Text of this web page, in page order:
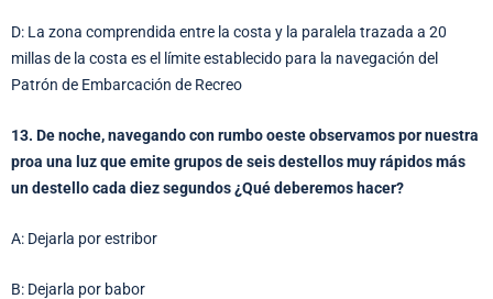
D: La zona comprendida entre la costa y la paralela trazada a 20
millas de la costa es el límite establecido para la navegación del
Patrón de Embarcación de Recreo
13. De noche, navegando con rumbo oeste observamos por nuestra
proa una luz que emite grupos de seis destellos muy rápidos más
un destello cada diez segundos ¿Qué deberemos hacer?
A: Dejarla por estribor
B: Dejarla por babor